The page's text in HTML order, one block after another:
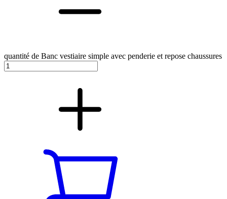
quantité de Banc vestiaire simple avec penderie et repose chaussures